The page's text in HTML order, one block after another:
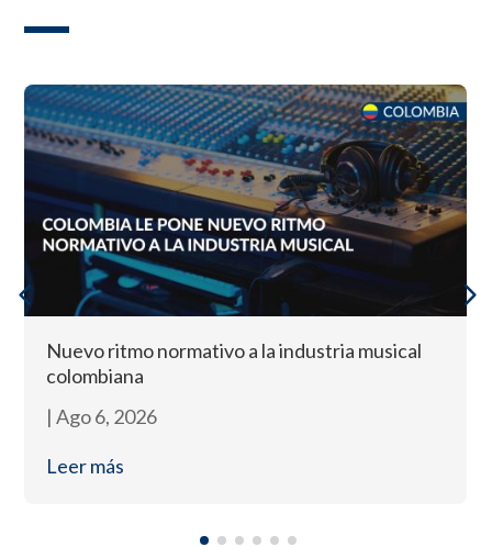
Nuevo ritmo normativo a la industria musical
colombiana
| Ago 6, 2026
Leer más